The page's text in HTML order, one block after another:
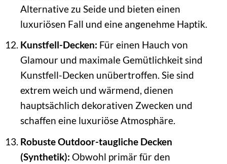
Alternative zu Seide und bieten einen
luxuriösen Fall und eine angenehme Haptik.
Kunstfell-Decken: Für einen Hauch von
Glamour und maximale Gemütlichkeit sind
Kunstfell-Decken unübertroffen. Sie sind
extrem weich und wärmend, dienen
hauptsächlich dekorativen Zwecken und
schaffen eine luxuriöse Atmosphäre.
Robuste Outdoor-taugliche Decken
(Synthetik): Obwohl primär für den